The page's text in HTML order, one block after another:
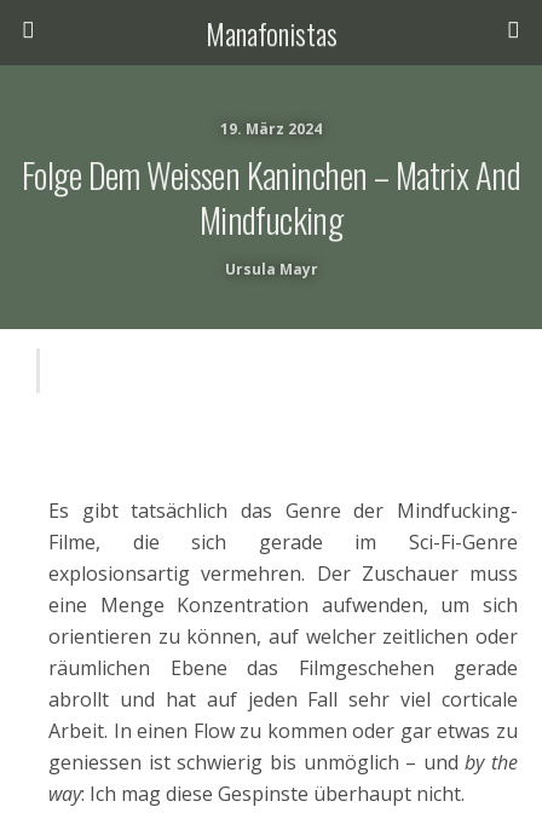
Manafonistas
19. März 2024
Folge Dem Weissen Kaninchen – Matrix And
Mindfucking
Ursula Mayr
Es gibt tatsächlich das Genre der Mindfucking-
Filme, die sich gerade im Sci-Fi-Genre
explosionsartig vermehren. Der Zuschauer muss
eine Menge Konzentration aufwenden, um sich
orientieren zu können, auf welcher zeitlichen oder
räumlichen Ebene das Filmgeschehen gerade
abrollt und hat auf jeden Fall sehr viel corticale
Arbeit. In einen Flow zu kommen oder gar etwas zu
geniessen ist schwierig bis unmöglich – undby the
way: Ich mag diese Gespinste überhaupt nicht.